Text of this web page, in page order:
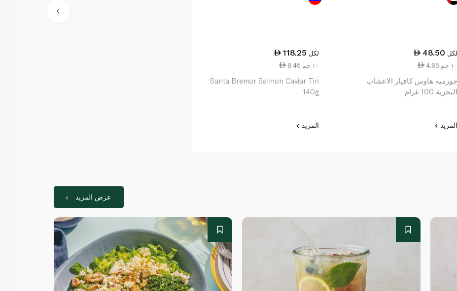
48.50 لكل
4.85 ١٠ جم
جورميه هاوس كافيار الاعشاب
البحرية 100 غرام
المزيد
118.25 لكل
8.45 ١٠ جم
Santa Bremor Salmon Caviar Tin
140g
المزيد
عرض المزيد